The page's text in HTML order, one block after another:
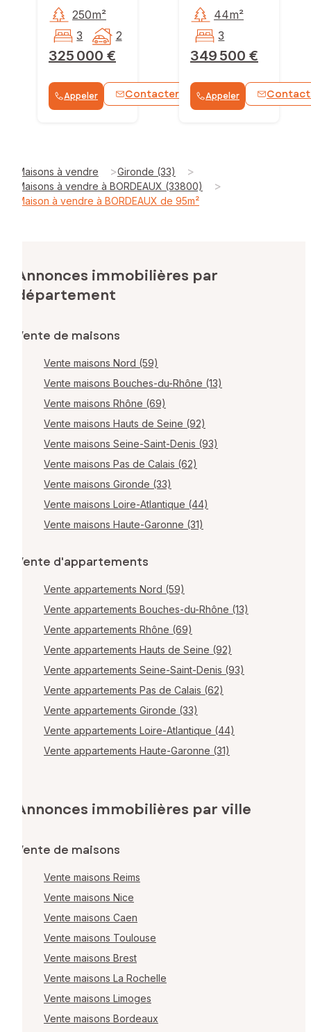
325 000 €
250m²
3
2
Appeler Contacter WhatsApp
349 500 €
44m²
3
Appeler
Maisons à vendre >Gironde (33) >
Maisons à vendre à BORDEAUX (33800) >
Maison à vendre à BORDEAUX de 95m²
Annonces immobilières par
département
Vente de maisons
Vente maisons Nord (59)
Vente maisons Bouches-du-Rhône (13)
Vente maisons Rhône (69)
Vente maisons Hauts de Seine (92)
Vente maisons Seine-Saint-Denis (93)
Vente maisons Pas de Calais (62)
Vente maisons Gironde (33)
Vente maisons Loire-Atlantique (44)
Vente maisons Haute-Garonne (31)
Vente d'appartements
Vente appartements Nord (59)
Vente appartements Bouches-du-Rhône (13)
Vente appartements Rhône (69)
Vente appartements Hauts de Seine (92)
Vente appartements Seine-Saint-Denis (93)
Vente appartements Pas de Calais (62)
Vente appartements Gironde (33)
Vente appartements Loire-Atlantique (44)
Vente appartements Haute-Garonne (31)
Annonces immobilières par ville
Vente de maisons
Vente maisons Reims
Vente maisons Nice
Vente maisons Caen
Vente maisons Toulouse
Vente maisons Brest
Vente maisons La Rochelle
Vente maisons Limoges
Vente maisons Bordeaux